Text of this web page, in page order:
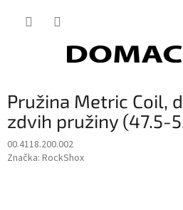
Pružina Metric Coil,
zdvih pružiny (47.5-
00.4118.200.002
Značka: RockShox